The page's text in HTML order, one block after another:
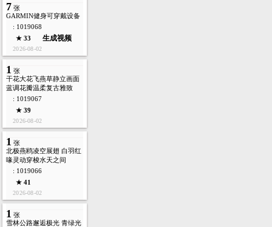
7 张
GARMIN健身可穿戴设备
: 1019068
★ 33
生成视频
2026-08-02
1 张
干花大花飞燕草静立画面
蓝调花瓣温柔复古雅致
: 1019067
★ 39
2026-08-02
1 张
北极燕鸥凌空展翅 白羽红
喙灵动穿梭水天之间
: 1019066
★ 41
2026-08-02
1 张
雪林公路邂逅极光 青绿光